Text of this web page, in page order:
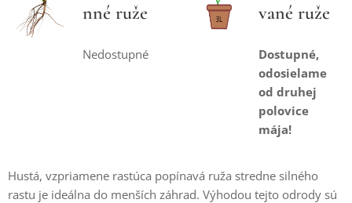
nné ruže
Nedostupné
vané ruže
Dostupné,
odosielame
od druhej
polovice
mája!
Hustá, vzpriamene rastúca popínavá ruža stredne silného
rastu je ideálna do menších záhrad. Výhodou tejto odrody sú